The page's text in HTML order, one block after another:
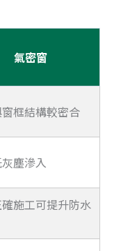
氣密窗
框結構較密合
塵滲入
施工可提升防水